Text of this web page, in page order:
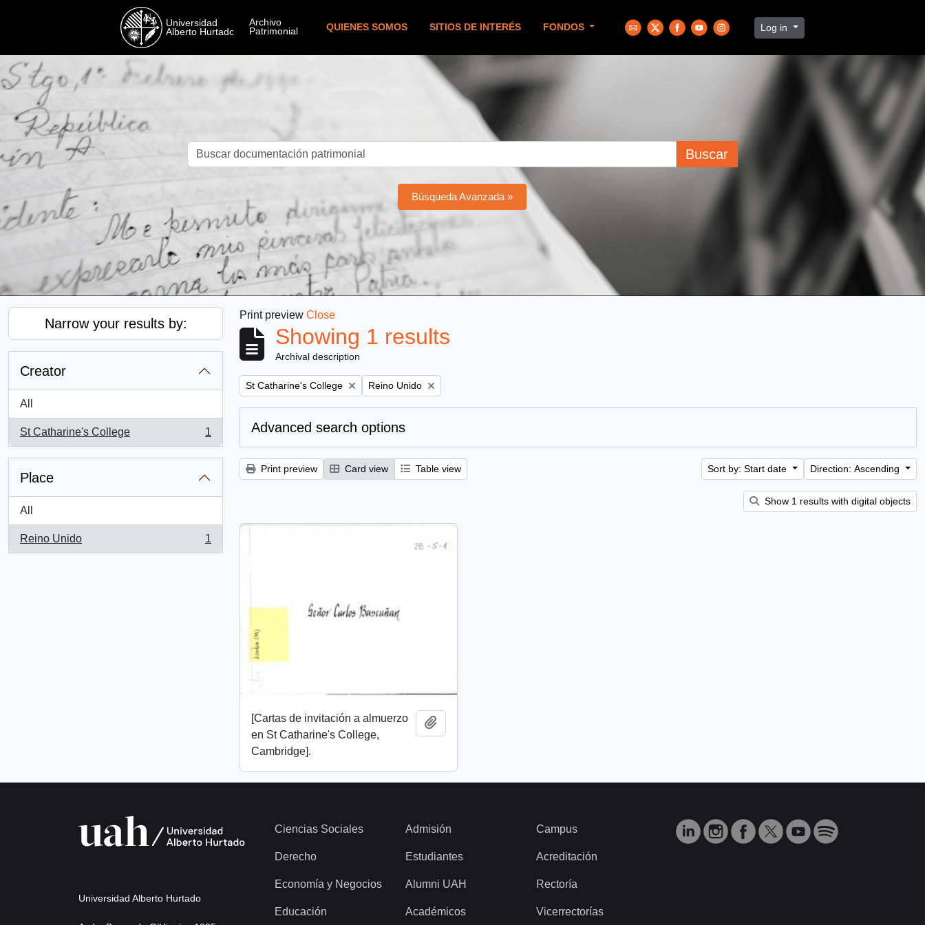
QUIENES SOMOS SITIOS DE INTERÉS FONDOS Log in
Buscar
Búsqueda Avanzada »
Narrow your results by:
Creator
All
St Catharine's College
, 1 results
1
Place
All
Reino Unido
, 1 results
1
Print preview Close
Showing 1 results
Archival description
Remove filter:
St Catharine's College Remove filter:
Reino Unido
Advanced search options
Print preview Card view Table view Sort by: Start date Direction: Ascending
Show 1 results with digital objects
[Cartas de invitación a almuerzo
en St Catharine's College,
Cambridge].
Universidad Alberto Hurtado
Ciencias Sociales
Derecho
Economía y Negocios
Educación
Admisión
Estudiantes
Alumni UAH
Académicos
Campus
Acreditación
Rectoría
Vicerrectorías